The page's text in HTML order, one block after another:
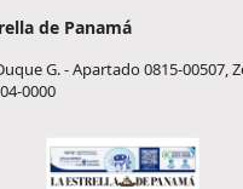
de Panamá
G. - Apartado 0815-00507,
0000